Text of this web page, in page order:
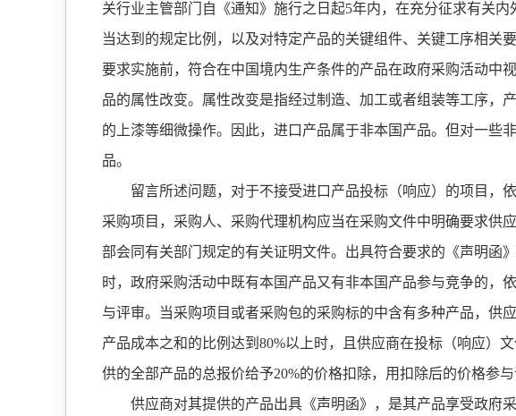
关行业主管部门自《通知》施行之日起5年内，在充分征求有关内
当达到的规定比例，以及对特定产品的关键组件、关键工序相关
要求实施前，符合在中国境内生产条件的产品在政府采购活动中
品的属性改变。属性改变是指经过制造、加工或者组装等工序，
的上漆等细微操作。因此，进口产品属于非本国产品。但对一些
品。
留言所述问题，对于不接受进口产品投标（响应）的项目，
采购项目，采购人、采购代理机构应当在采购文件中明确要求供
部会同有关部门规定的有关证明文件。出具符合要求的《声明函
时，政府采购活动中既有本国产品又有非本国产品参与竞争的，
与评审。当采购项目或者采购包的采购标的中含有多种产品，供
产品成本之和的比例达到 80%以上时，且供应商在投标（响应）
供的全部产品的总报价给予20%的价格扣除，用扣除后的价格参
供应商对其提供的产品出具《声明函》，是其产品享受政府